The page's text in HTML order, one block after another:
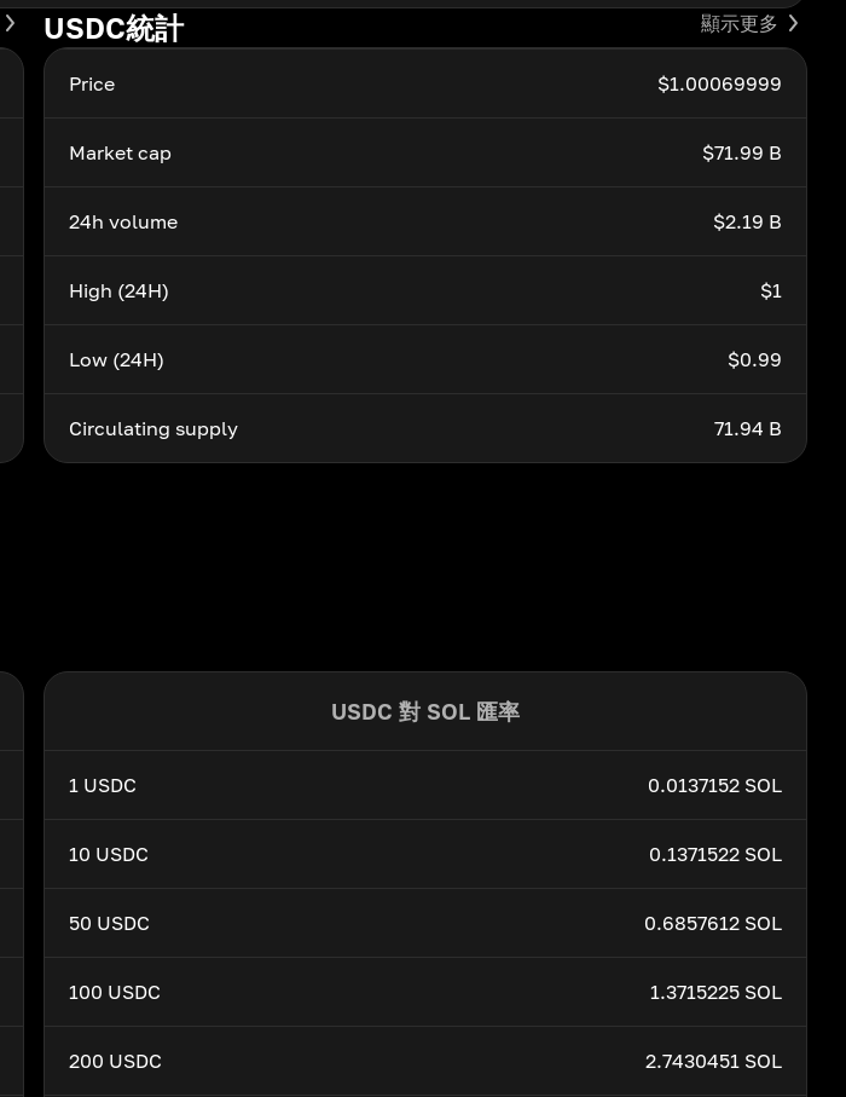
USDC統計 顯示更多
Price $1.00069999
Market cap $71.99 B
24h volume $2.19 B
High (24H) $1
Low (24H) $0.99
Circulating supply 71.94 B
USDC 對 SOL 匯率
1 USDC 0.0137152 SOL
10 USDC 0.1371522 SOL
50 USDC 0.6857612 SOL
100 USDC 1.3715225 SOL
200 USDC 2.7430451 SOL